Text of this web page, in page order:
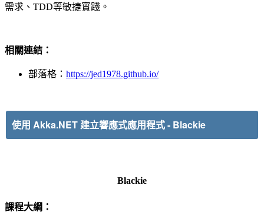
需求、TDD等敏捷實踐。
相關連結：
部落格： https://jed1978.github.io/
使用 Akka.NET 建立響應式應用程式- Blackie
Blackie
課程大綱：